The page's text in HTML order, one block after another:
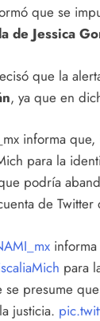
que se
de Jessica
que la
, ya que en
informa
para la
podría
de Twitter
informa
para
se presume
justicia.